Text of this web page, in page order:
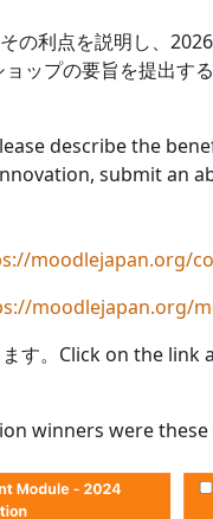
の利点を説明し、
プの要旨を提出する
describe the
submit an
moodlejapan.org/
moodlejapan.org/
ます。Click on the
winners were